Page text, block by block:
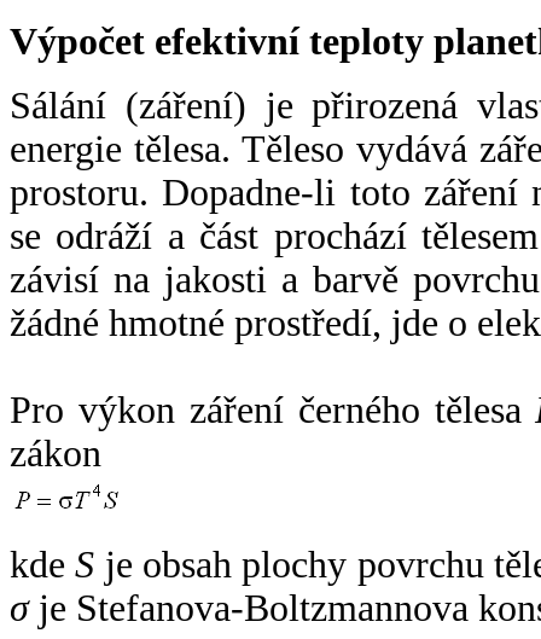
Výpočet efektivní teploty
Sálání (záření) je přirozená
energie tělesa. Těleso vydává
prostoru. Dopadne-li toto záření
se odráží a část prochází
závisí na jakosti a barvě
žádné hmotné prostředí, jde o
Pro výkon záření černého tělesa
zákon
kdeS je obsah plochy povrchu
σje Stefanova-Boltzmannova